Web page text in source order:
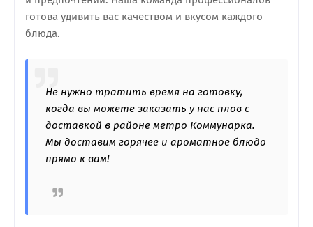
готова удивить вас качеством и вкусом каждого
блюда.
Не нужно тратить время на готовку,
когда вы можете заказать у нас плов с
доставкой в районе метро Коммунарка.
Мы доставим горячее и ароматное блюдо
прямо к вам!